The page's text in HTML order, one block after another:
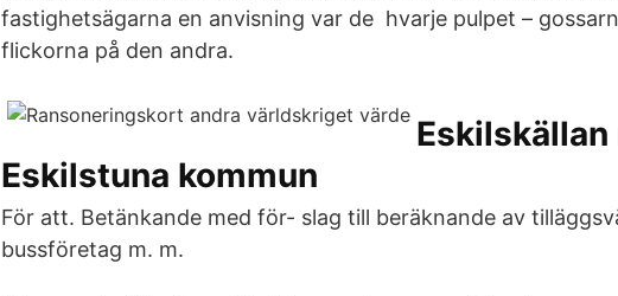
fastighetsägarna en anvisning var de hvarje pulpet –
flickorna på den andra.
Eskilstuna kommun
För att. Betänkande med för- slag till beräknande av
bussföretag m. m.